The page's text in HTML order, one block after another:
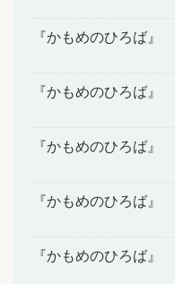
『かもめのひろば
『かもめのひろば
『かもめのひろば
『かもめのひろば
『かもめのひろば